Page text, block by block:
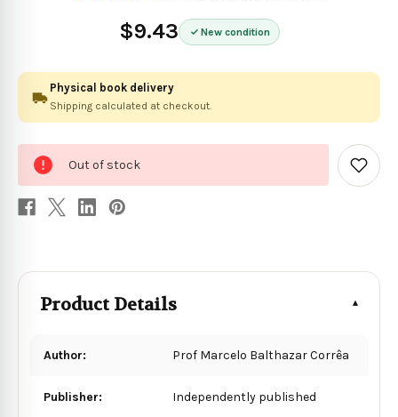
$9.43 New condition
Physical book delivery
Shipping calculated at checkout.
stock
Out of stock
Add
to
Product Details
Author: Prof Marcelo Balthazar Corrêa
Publisher: Independently published